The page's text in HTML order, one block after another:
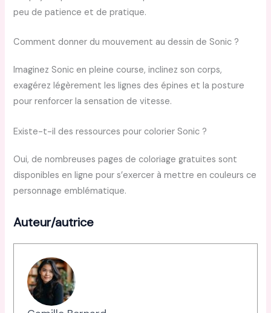
peu de patience et de pratique.
Comment donner du mouvement au dessin de Sonic ?
Imaginez Sonic en pleine course, inclinez son corps,
exagérez légèrement les lignes des épines et la posture
pour renforcer la sensation de vitesse.
Existe-t-il des ressources pour colorier Sonic ?
Oui, de nombreuses pages de coloriage gratuites sont
disponibles en ligne pour s’exercer à mettre en couleurs ce
personnage emblématique.
Auteur/autrice